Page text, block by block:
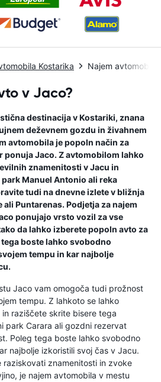
Kostarika Najem avtomobila
v Jaco?
destinacija v Kostariki, znana
deževnem gozdu in živahnem
avtomobila je popoln način za
ponuja Jaco. Z avtomobilom lahko
znamenitosti v Jacu in
Manuel Antonio ali reka
tudi na dnevne izlete v bližnja
ali Puntarenas. Podjetja za najem
ponujajo vrsto vozil za vse
da lahko izberete popoln avto za
boste lahko svobodno
tempu in kar najbolje
Jaco vam omogoča tudi prožnost
tempu. Z lahkoto se lahko
raziščete skrite bisere tega
park Carara ali gozdni rezervat
Poleg tega boste lahko svobodno
najbolje izkoristili svoj čas v Jacu.
raziskovati znamenitosti in zvoke
je najem avtomobila v mestu